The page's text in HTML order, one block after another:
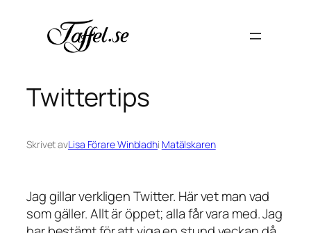
innehåll
Twittertips
Skrivet avLisa Förare Winbladhi Matälskaren
Jag gillar verkligen Twitter. Här vet man vad
som gäller. Allt är öppet; alla får vara med. Jag